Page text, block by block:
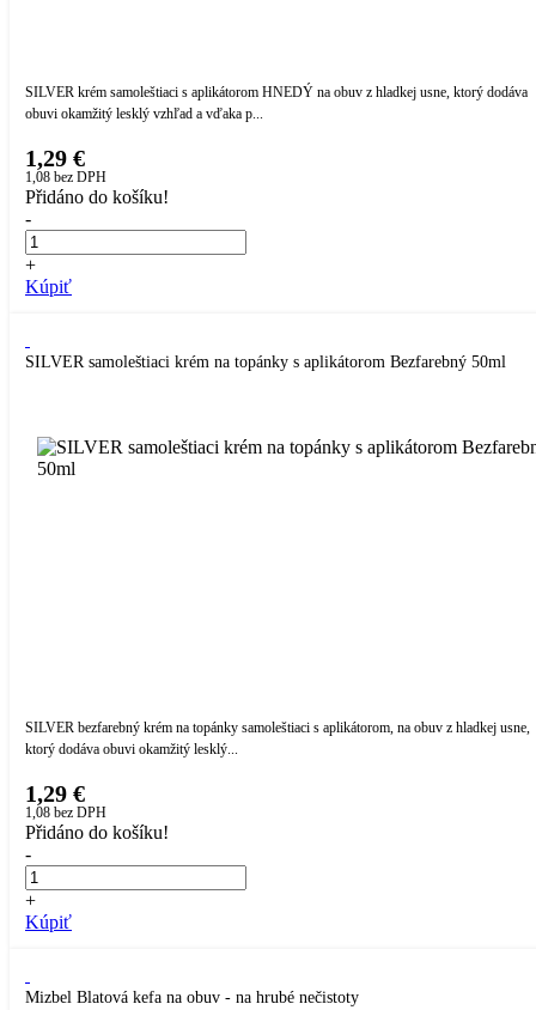
SILVER krém samoleštiaci s aplikátorom HNEDÝ na obuv z hladkej usne, ktorý dodáva
obuvi okamžitý lesklý vzhľad a vďaka p...
1,29 €
1,08 bez DPH
Přidáno do košíku!
-
+
Kúpiť
SILVER samoleštiaci krém na topánky s aplikátorom Bezfarebný 50ml
SILVER bezfarebný krém na topánky samoleštiaci s aplikátorom, na obuv z hladkej usne,
ktorý dodáva obuvi okamžitý lesklý...
1,29 €
1,08 bez DPH
Přidáno do košíku!
-
+
Kúpiť
Mizbel Blatová kefa na obuv - na hrubé nečistoty